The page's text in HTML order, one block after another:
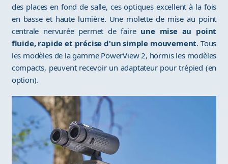
des places en fond de salle, ces optiques excellent à la fois
en basse et haute lumière. Une molette de mise au point
centrale nervurée permet de faire une mise au point
fluide, rapide et précise d'un simple mouvement. Tous
les modèles de la gamme PowerView 2, hormis les modèles
compacts, peuvent recevoir un adaptateur pour trépied (en
option).